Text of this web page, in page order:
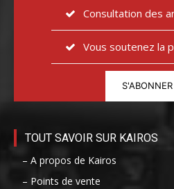
Consultation des
Vous soutenez la
S'ABONNER
TOUT SAVOIR SUR KAIROS
– A propos de Kairos
– Points de vente